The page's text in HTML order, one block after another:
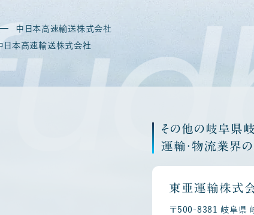
中日本高速輸送株式会社
日本高速輸送株式会社
その他の岐阜県
運輸・物流業界
東亜運輸株式
〒500-8381 岐阜県